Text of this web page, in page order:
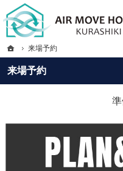
来場予約
プロの目線からご提案。岡山市・
岡山市・福山市・倉敷市の新築・
ホーム
来場予約